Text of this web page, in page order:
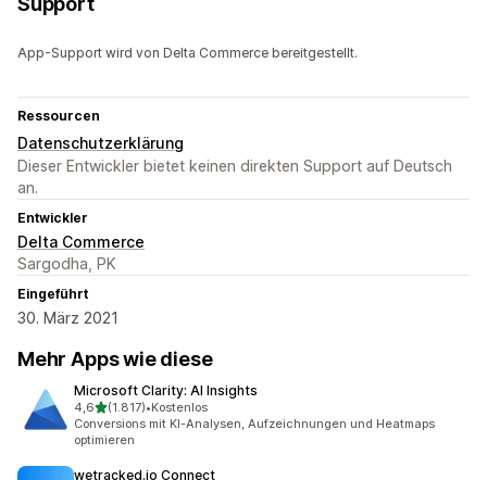
App-Support wird von Delta Commerce bereitgestellt.
Ressourcen
Datenschutzerklärung
Dieser Entwickler bietet keinen direkten Support auf Deutsch
an.
Entwickler
Delta Commerce
Sargodha, PK
Eingeführt
30. März 2021
Mehr Apps wie diese
Microsoft Clarity: AI Insights
4,6von 5 Sternen
(1.817)
1817 Rezensionen insgesamt
•Kostenlos
Conversions mit KI-Analysen, Aufzeichnungen und Heatmaps
optimieren
wetracked.io Connect